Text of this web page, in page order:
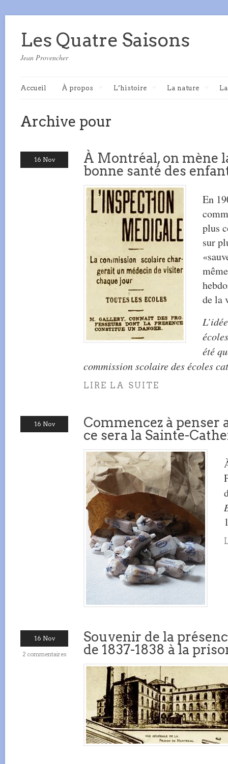
Les Quatre Saisons
Jean Provencher
Accueil À propos L’histoire La nature
Archive pour
16 Nov
À Montréal, on mène
bonne santé des
En
plus
sur
de la
été
commission scolaire des écoles
LIRE LA SUITE
16 Nov
Commencez à penser
ce sera la Sainte-
16 Nov
2 commentaires
Souvenir de la
de 1837-1838 à la